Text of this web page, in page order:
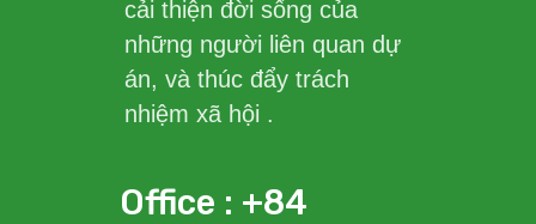
cải thiện đời sống của
những người liên quan dự
án, và thúc đẩy trách
nhiệm xã hội .
Office : +84